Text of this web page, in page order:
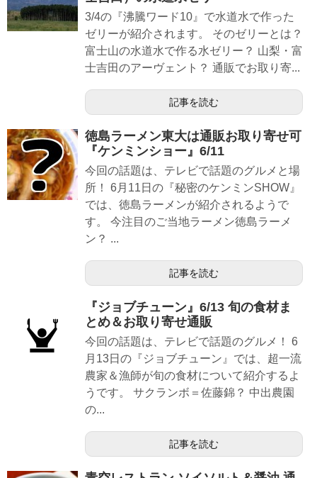
3/4の『沸騰ワード10』で水道水で作った
ゼリーが紹介されます。 そのゼリーとは？
富士山の水道水で作る水ゼリー？ 山梨・富
士吉田のアーヴェント？ 通販でお取り寄...
記事を読む
徳島ラーメン東大は通販お取り寄せ可
『ケンミンショー』6/11
今回の話題は、テレビで話題のグルメと場
所！ 6月11日の『秘密のケンミンSHOW』
では、徳島ラーメンが紹介されるようで
す。 今注目のご当地ラーメン徳島ラーメ
ン？ ...
記事を読む
『ジョブチューン』6/13 旬の食材ま
とめ＆お取り寄せ通販
今回の話題は、テレビで話題のグルメ！ 6
月13日の『ジョブチューン』では、超一流
農家＆漁師が旬の食材について紹介するよ
うです。 サクランボ＝佐藤錦？ 中出農園
の...
記事を読む